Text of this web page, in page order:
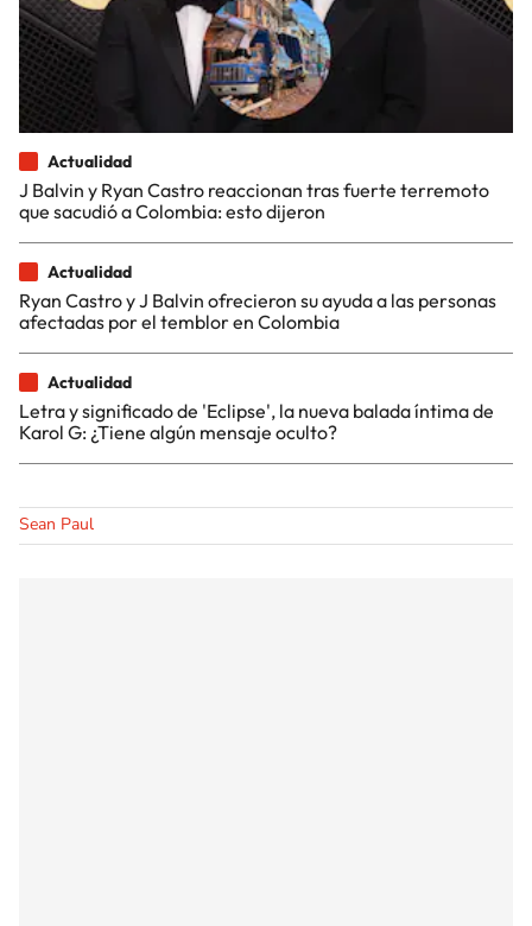
Actualidad
J Balvin y Ryan Castro reaccionan tras fuerte terremoto
que sacudió a Colombia: esto dijeron
Actualidad
Ryan Castro y J Balvin ofrecieron su ayuda a las personas
afectadas por el temblor en Colombia
Actualidad
Letra y significado de 'Eclipse', la nueva balada íntima de
Karol G: ¿Tiene algún mensaje oculto?
Sean Paul